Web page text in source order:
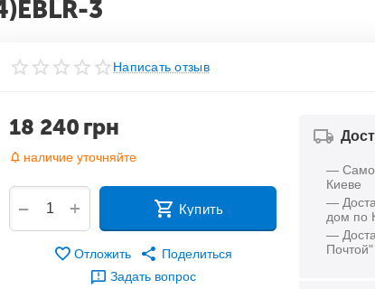
3
Написать отзыв
18 240 грн
наличие уточняйте
+
− Купить
Отложить
Поделиться
Задать вопрос
—
Киеве
—
дом по
—